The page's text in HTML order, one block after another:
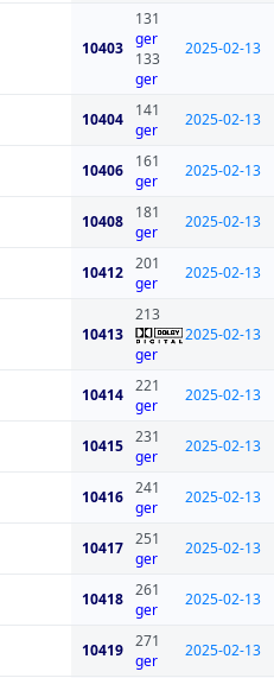
10403
131
ger
133
ger
2025-02-13
10404
141
ger
2025-02-13
10406
161
ger
2025-02-13
10408
181
ger
2025-02-13
10412 201
ger
2025-02-13
10413
213
ger
2025-02-13
10414 221
ger
2025-02-13
10415 231
ger
2025-02-13
10416 241
ger
2025-02-13
10417 251
ger
2025-02-13
10418 261
ger
2025-02-13
10419 271
ger
2025-02-13